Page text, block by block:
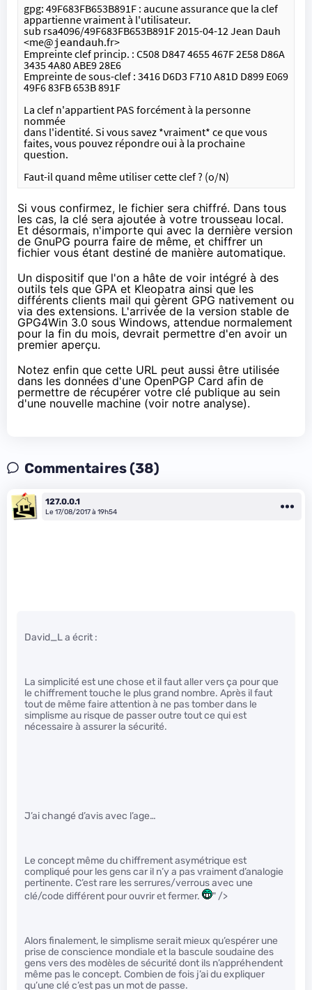
gpg: 49F683FB653B891F : aucune assurance que la clef
appartienne vraiment à l'utilisateur.
sub rsa4096/49F683FB653B891F 2015-04-12 Jean Dauh
<me@jeandauh.fr>
Empreinte clef princip. : C508 D847 4655 467F 2E58 D86A
3435 4A80 ABE9 28E6
Empreinte de sous-clef : 3416 D6D3 F710 A81D D899 E069
49F6 83FB 653B 891F
La clef n'appartient PAS forcément à la personne
nommée
dans l'identité. Si vous savez *vraiment* ce que vous
faites, vous pouvez répondre oui à la prochaine
question.
Faut-il quand même utiliser cette clef ? (o/N)
Si vous confirmez, le fichier sera chiffré. Dans tous
les cas, la clé sera ajoutée à votre trousseau local.
Et désormais, n'importe qui avec la dernière version
de GnuPG pourra faire de même, et chiffrer un
fichier vous étant destiné de manière automatique.
Un dispositif que l'on a hâte de voir intégré à des
outils tels que GPA et Kleopatra ainsi que les
différents clients mail qui gèrent GPG nativement ou
via des extensions. L'arrivée de la version stable de
GPG4Win 3.0 sous Windows, attendue normalement
pour la fin du mois, devrait permettre d'en avoir un
premier aperçu.
Notez enfin que cette URL peut aussi être utilisée
dans les données d'une OpenPGP Card afin de
permettre de récupérer votre clé publique au sein
d'une nouvelle machine (voir notre analyse).
Commentaires (38)
127.0.0.1
Le 17/08/2017 à 19h54
David_L a écrit :
La simplicité est une chose et il faut aller vers ça pour que
le chiffrement touche le plus grand nombre. Après il faut
tout de même faire attention à ne pas tomber dans le
simplisme au risque de passer outre tout ce qui est
nécessaire à assurer la sécurité.
J’ai changé d’avis avec l’age…
Le concept même du chiffrement asymétrique est
compliqué pour les gens car il n’y a pas vraiment d’analogie
pertinente. C’est rare les serrures/verrous avec une
clé/code différent pour ouvrir et fermer.
" />
Alors finalement, le simplisme serait mieux qu’espérer une
prise de conscience mondiale et la bascule soudaine des
gens vers des modèles de sécurité dont ils n’appréhendent
même pas le concept. Combien de fois j’ai du expliquer
qu’une clé c’est pas un mot de passe.